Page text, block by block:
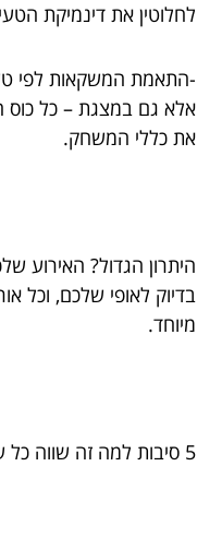
לחלוטין את דינמיקת
-התאמת המשקאות לפי
אלא גם במצגת – כל כוס
את כללי המשחק.
היתרון הגדול? האירוע
בדיוק לאופי שלכם, וכל
מיוחד.
5 סיבות למה זה שווה כל שקל?